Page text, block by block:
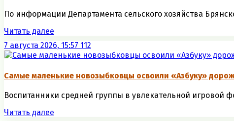
По информации Департамента сельского хозяйства
Читать далее
7 августа 2026, 15:57 112
Самые маленькие новозыбковцы освоили «Азбуку»
Воспитанники средней группы в увлекательной игровой
Читать далее